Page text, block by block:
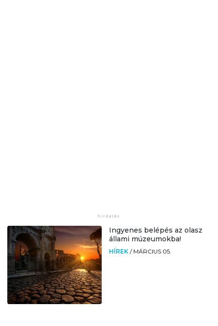
Ingyenes belépés az olasz
állami múzeumokba!
HÍREK / MÁRCIUS 05.